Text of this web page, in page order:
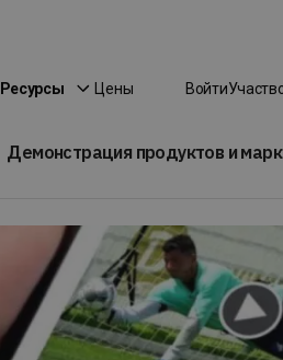
Ресурсы Цены Войти
Демонстрация продуктов и